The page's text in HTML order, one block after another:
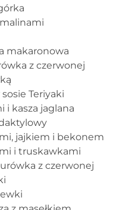
makaronowa
z czerwonej
Teriyaki
i kasza jaglana
jajkiem i bekonem
i truskawkami
z czerwonej